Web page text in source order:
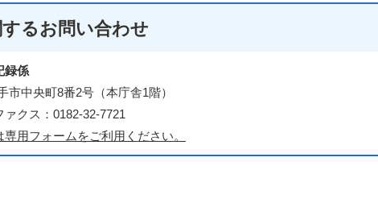
るお問い合わせ
録係
中央町8番2号（本庁舎1階）
クス：0182-32-7721
用フォームをご利用ください。